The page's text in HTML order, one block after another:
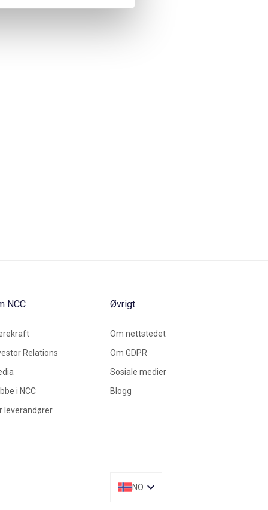
NCC
Relations
i NCC
leverandører
Øvrigt
Om nettstedet
Om GDPR
Sosiale medier
Blogg
NO